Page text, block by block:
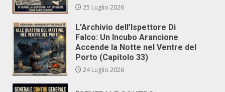
25 Luglio 2026
L’Archivio dell’Ispettore Di
Falco: Un Incubo Arancione
Accende la Notte nel Ventre del
Porto (Capitolo 33)
24 Luglio 2026